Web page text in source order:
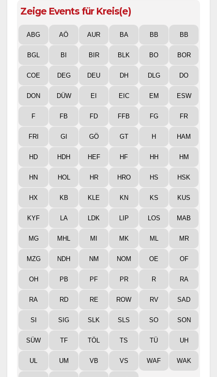
Zeige Events für Kreis(e)
ABG AÖ AUR BA BB BB
BGL BI BIR BLK BO BOR
COE DEG DEU DH DLG DO
DON DÜW EI EIC EM ESW
F FB FD FFB FG FR
FRI GI GÖ GT H HAM
HD HDH HEF HF HH HM
HN HOL HR HRO HS HSK
HX KB KLE KN KS KUS
KYF LA LDK LIP LOS MAB
MG MHL MI MK ML MR
MZG NDH NM NOM OE OF
OH PB PF PR R RA
RA RD RE ROW RV SAD
SI SIG SLK SLS SO SON
SÜW TF TÖL TS TÜ UH
UL UM VB VS WAF WAK